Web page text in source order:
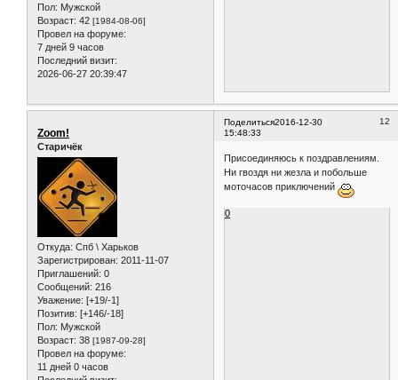
Пол: Мужской
Возраст: 42 [1984-08-06]
Провел на форуме:
7 дней 9 часов
Последний визит:
2026-06-27 20:39:47
Поделиться 12
2016-12-30
15:48:33
Zoom!
Старичёк
Откуда: Спб \ Харьков
Зарегистрирован: 2011-11-07
Приглашений: 0
Сообщений: 216
Уважение: [+19/-1]
Позитив: [+146/-18]
Пол: Мужской
Возраст: 38 [1987-09-28]
Провел на форуме:
11 дней 0 часов
Присоединяюсь к поздравлениям.
Ни гвоздя ни жезла и побольше
моточасов приключений
0